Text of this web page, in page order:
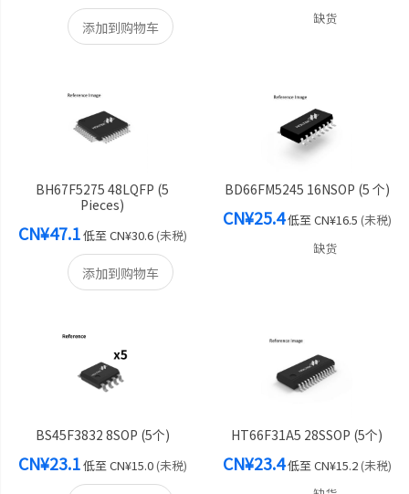
添加到购物车
缺货
BH67F5275 48LQFP (5
Pieces)
CN¥47.1低至CN¥30.6(未税)
添加到购物车
BD66FM5245 16NSOP (5 个)
CN¥25.4低至CN¥16.5 (未税)
缺货
BS45F3832 8SOP (5个)
CN¥23.1低至CN¥15.0(未税)
HT66F31A5 28SSOP (5个)
CN¥23.4低至CN¥15.2(未税)